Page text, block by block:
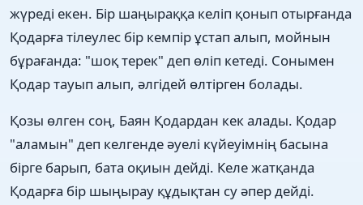
жүреді екен. Бір шаңыраққа келіп қонып отырғанда
Қодарға тілеулес бір кемпір ұстап алып, мойнын
бұрағанда: "шоқ терек" деп өліп кетеді. Сонымен
Қодар тауып алып, әлгідей өлтірген болады.
Қозы өлген соң, Баян Қодардан кек алады. Қодар
"аламын" деп келгенде әуелі күйеуімнің басына
бірге барып, бата оқиын дейді. Келе жатқанда
Қодарға бір шыңырау құдықтан су әпер дейді.